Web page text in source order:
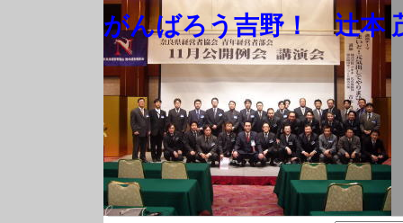
がんばろう吉野！ 辻本